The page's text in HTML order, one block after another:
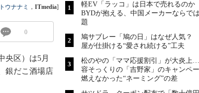
ウナナミ ， ITmedia]
0
央区）は5月
銀だこ酒場店
軽EV「ラッコ」は日本で売れるのか
BYDが抱える、中国メーカーならで
題
鳩サブレー「鳩の日」はなぜ人気？
屋が仕掛ける“愛され続ける”工夫
松のやの「ママ応援割引」が大炎上
容そっくりの「吉野家」のキャンペ
燃えなかった“ネーミング”の差